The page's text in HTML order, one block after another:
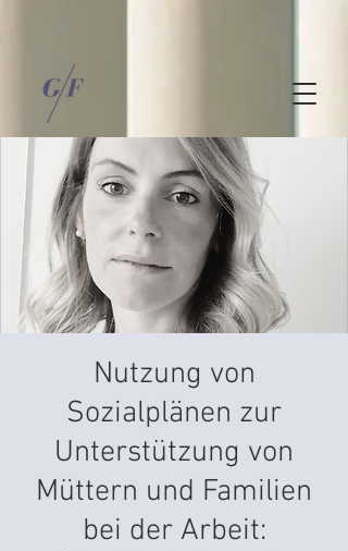
Nutzung von
Sozialplänen zur
Unterstützung von
Müttern und Familien
bei der Arbeit: